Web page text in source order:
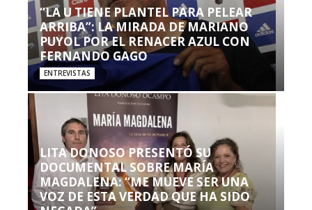
“LA U TIENE PLANTEL PARA PELEAR
ARRIBA”: LA MIRADA DE MARIANO
PUYOL POR EL RENACER AZUL CON
FERNANDO GAGO
ENTREVISTAS
LITA DONOSO PRESENTÓ SU
DOCUMENTAL SOBRE MARÍA
MAGDALENA: “ME MUEVE SER UNA
VOZ DE ESTA VERDAD QUE HA SIDO